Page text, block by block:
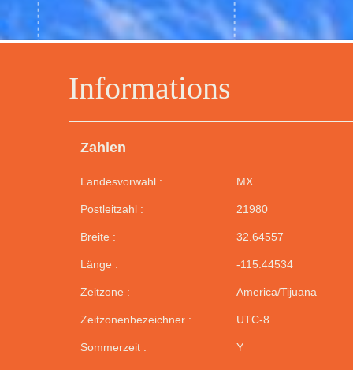
Informations
Zahlen
Landesvorwahl : MX
Postleitzahl : 21980
Breite : 32.64557
Länge : -115.44534
Zeitzone : America/Tijuana
Zeitzonenbezeichner : UTC-8
Sommerzeit : Y